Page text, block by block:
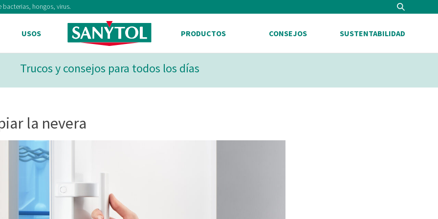
bacterias, hongos, virus.
USOS PRODUCTOS CONSEJOS SUSTENTABILIDAD
Trucos y consejos para todos los días
la nevera